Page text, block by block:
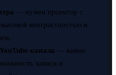
— нужен проектор с
контрастностью и
канала — важно
записи и